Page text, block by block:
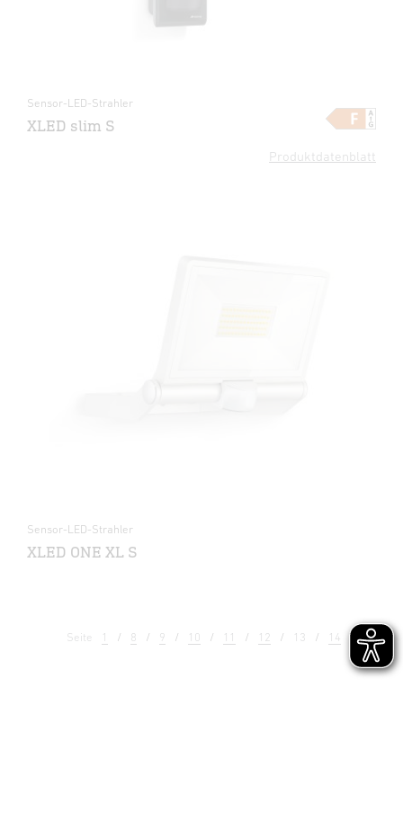
Produktdatenblatt
Sensor-LED-Strahler
XLED slim S
Sensor-LED-Strahler
XLED ONE XL S
Seite 1 8 9 10 11 12 13 14 15